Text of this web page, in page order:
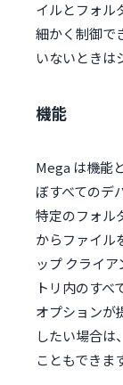
イルとフォル
細かく制御で
いないときは
機能
Mega は機能
ぼすべてのデ
特定のフォル
からファイル
ップ クライ
トリ内のす
オプションが
したい場合は
こともできま